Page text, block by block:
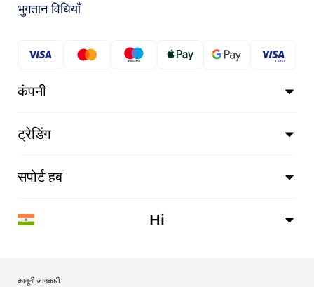
भुगतान विधियाँ
कंपनी
ट्रेडिंग
सपोर्ट हब
Hi
कानूनी जानकारी: